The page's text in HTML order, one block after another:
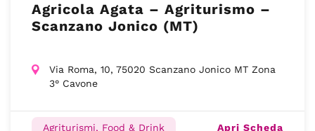
Agricola Agata – Agriturismo –
Scanzano Jonico (MT)
Via Roma, 10, 75020 Scanzano Jonico MT Zona
3° Cavone
Agriturismi, Food & Drink Apri Scheda